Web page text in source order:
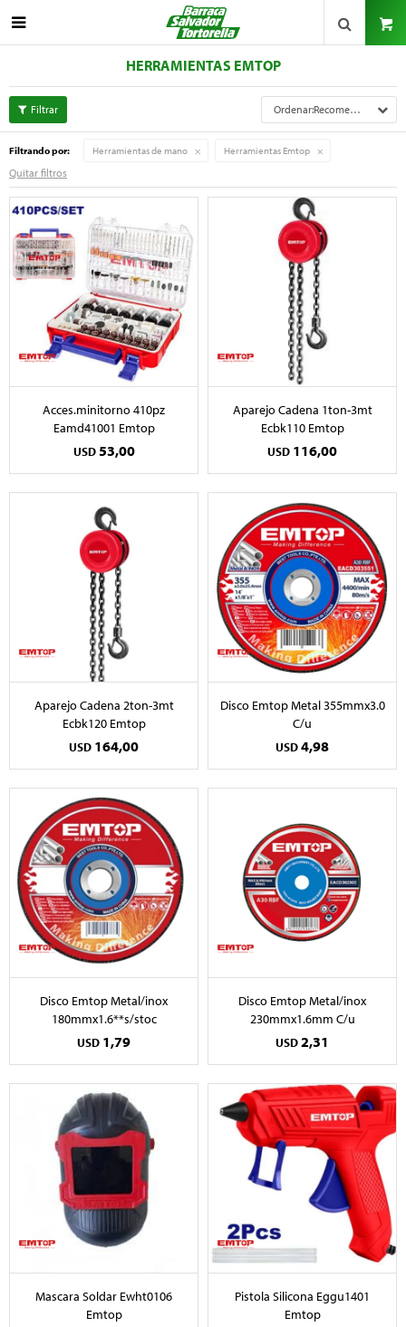

HERRAMIENTAS EMTOP
Recomendados
Filtrando por: Herramientas de mano Herramientas Emtop
Quitar filtros
Acces.minitorno 410pz
Eamd41001 Emtop
USD 53,00
Aparejo Cadena 1ton-3mt
Ecbk110 Emtop
USD 116,00
Aparejo Cadena 2ton-3mt
Ecbk120 Emtop
USD 164,00
Disco Emtop Metal 355mmx3.0
C/u
USD4,98
Disco Emtop Metal/inox
180mmx1.6**s/stoc
USD 1,79
Disco Emtop Metal/inox
230mmx1.6mm C/u
USD2,31
Mascara Soldar Ewht0106
Emtop
Pistola Silicona Eggu1401
Emtop